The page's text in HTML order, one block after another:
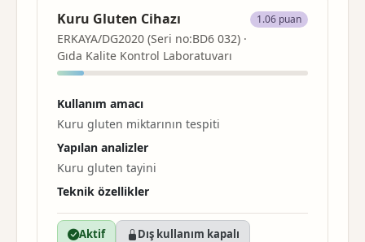
Kuru Gluten Cihazı
ERKAYA/DG2020 (Seri no:BD6 032) ·
Gıda Kalite Kontrol Laboratuvarı
1.06 puan
Kullanım amacı
Kuru gluten miktarının tespiti
Yapılan analizler
Kuru gluten tayini
Teknik özellikler
Aktif Dış kullanım kapalı